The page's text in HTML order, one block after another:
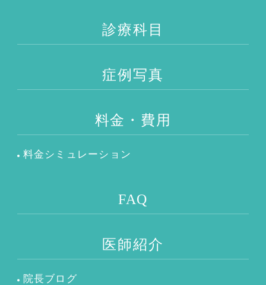
診療科目
症例写真
料金・費用
料金シミュレーション
FAQ
医師紹介
院長ブログ